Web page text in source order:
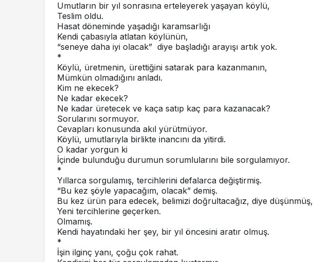
Umutların bir yıl sonrasına erteleyerek yaşayan köylü,
Teslim oldu.
Hasat döneminde yaşadığı karamsarlığı
Kendi çabasıyla atlatan köylünün,
“seneye daha iyi olacak” diye başladığı arayışı artık yok.
*
Köylü, üretmenin, ürettiğini satarak para kazanmanın,
Mümkün olmadığını anladı.
Kim ne ekecek?
Ne kadar ekecek?
Ne kadar üretecek ve kaça satıp kaç para kazanacak?
Sorularını sormuyor.
Cevapları konusunda akıl yürütmüyor.
Köylü, umutlarıyla birlikte inancını da yitirdi.
O kadar yorgun ki
İçinde bulunduğu durumun sorumlularını bile sorgulamıyor.
*
Yıllarca sorgulamış, tercihlerini defalarca değiştirmiş.
“Bu kez şöyle yapacağım, olacak” demiş.
Bu kez ürün para edecek, belimizi doğrultacağız, diye düşünmüş,
Yeni tercihlerine geçerken.
Olmamış.
Kendi hayatındaki her şey, bir yıl öncesini aratır olmuş.
*
İşin ilginç yanı, çoğu çok rahat.